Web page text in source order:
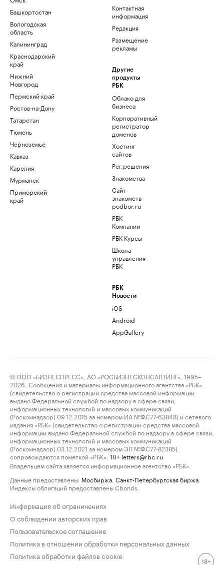
Башкортостан
Вологодская
область
Калининград
Краснодарский
край
Нижний
Новгород
Пермский край
Ростов-на-Дону
Татарстан
Тюмень
Черноземье
Кавказ
Карелия
Мурманск
Приморский
край
Контактная
информация
Редакция
Размещение
рекламы
Другие
продукты
РБК
Облако для
бизнеса
Корпоративный
регистратор
доменов
Хостинг
сайтов
Рег.решения
Знакомства
Сайт
знакомств
podbor.ru
РБК
Компании
РБК Курсы
Школа
управления
РБК
РБК
Новости
iOS
Android
AppGallery
© ООО «БИЗНЕСПРЕСС», АО «РОСБИЗНЕСКОНСАЛТИНГ», 1995–
2026. Сообщения и материалы информационного агентства «РБК»
(свидетельство о регистрации средства массовой информации
выдано Федеральной службой по надзору в сфере связи,
информационных технологий и массовых коммуникаций
(Роскомнадзор) 09.12.2015 за номером ИА №ФС77-63848) и сетевого
издания «РБК» (свидетельство о регистрации средства массовой
информации выдано Федеральной службой по надзору в сфере связи,
информационных технологий и массовых коммуникаций
(Роскомнадзор) 03.12.2021 за номером ЭЛ №ФС77-82385)
сопровождаются пометкой «РБК».
18+ letters@rbc.ru
Владельцем сайта является информационное агентство «РБК».
Данные предоставлены: Мосбиржа Санкт-Петербургская биржа
Индексы облигаций предоставлены Cbonds.
Информация об ограничениях
О соблюдении авторских прав
Пользовательское соглашение
Политика в отношении обработки персональных данных
Политика обработки файлов cookie
18+